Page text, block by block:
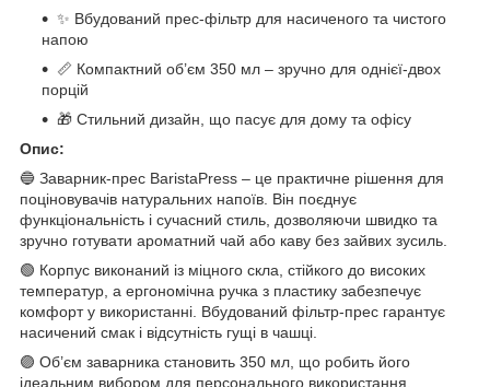
✨ Вбудований прес-фільтр для насиченого та чистого
напою
📏 Компактний об’єм 350 мл – зручно для однієї-двох
порцій
🎁 Стильний дизайн, що пасує для дому та офісу
Опис:
🔵 Заварник-прес BaristaPress – це практичне рішення для
поціновувачів натуральних напоїв. Він поєднує
функціональність і сучасний стиль, дозволяючи швидко та
зручно готувати ароматний чай або каву без зайвих зусиль.
🟢 Корпус виконаний із міцного скла, стійкого до високих
температур, а ергономічна ручка з пластику забезпечує
комфорт у використанні. Вбудований фільтр-прес гарантує
насичений смак і відсутність гущі в чашці.
🟣 Об’єм заварника становить 350 мл, що робить його
ідеальним вибором для персонального використання.